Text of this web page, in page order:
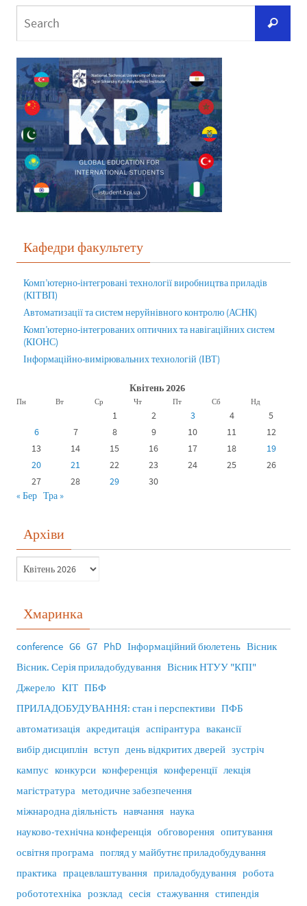
Кафедри факультету
Комп’ютерно-інтегровані технології виробництва приладів
(КІТВП)
Автоматизації та систем неруйнівного контролю (АСНК)
Комп’ютерно-інтегрованих оптичних та навігаційних систем
(КІОНС)
Інформаційно-вимірювальних технологій (ІВТ)
Квітень 2026
Пн Вт Ср Чт Пт Сб Нд
1 2 3 4
5
6
7 8 9 10 11
12
13
14 15 16 17 18
19
20
21 22 23 24 25
26
27
28 29
30
« Бер Тра »
Архіви
Хмаринка
conference G6 G7 PhD Інформаційний бюлетень Вісник
Вісник. Серія приладобудування Вісник НТУУ "КПІ"
Джерело КІТ ПБФ
ПРИЛАДОБУДУВАННЯ: стан і перспективи ПФБ
автоматизація акредитація аспірантура вакансії
вибір дисциплін вступ день відкритих дверей зустріч
кампус конкурси конференція конференції лекція
магістратура методичне забезпечення
міжнародна діяльність навчання наука
науково-технічна конференція обговорення опитування
освітня програма погляд у майбутнє приладобудування
практика працевлаштування приладобудування робота
робототехніка розклад сесія стажування стипендія